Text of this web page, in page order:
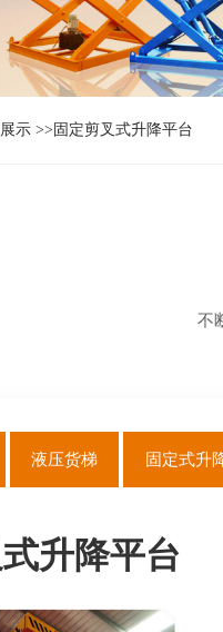
示 >> 固定剪叉式升降平台
不
液压货梯 固定式升
升降平台